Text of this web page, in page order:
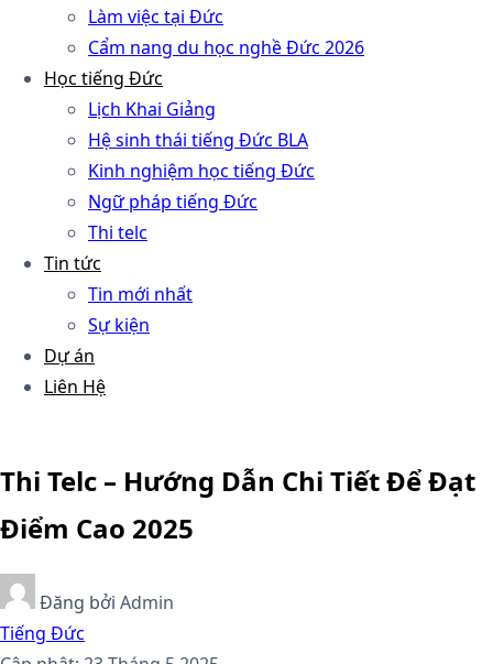
Làm việc tại Đức
Cẩm nang du học nghề Đức 2026
Học tiếng Đức
Lịch Khai Giảng
Hệ sinh thái tiếng Đức BLA
Kinh nghiệm học tiếng Đức
Ngữ pháp tiếng Đức
Thi telc
Tin tức
Tin mới nhất
Sự kiện
Dự án
Liên Hệ
Thi Telc – Hướng Dẫn Chi Tiết Để Đạt
Điểm Cao 2025
Đăng bởi Admin
Tiếng Đức